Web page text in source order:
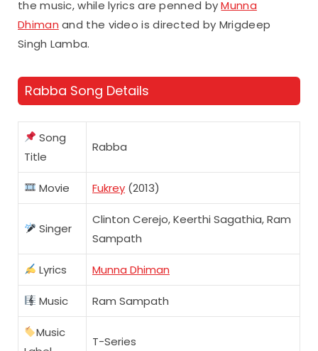
the music, while lyrics are penned byMunna
Dhiman and the video is directed by Mrigdeep
Singh Lamba.
Rabba Song Details
Song
Title
Rabba
Movie Fukrey (2013)
Singer
Clinton Cerejo, Keerthi Sagathia, Ram
Sampath
Lyrics Munna Dhiman
Music Ram Sampath
Music
T-Series